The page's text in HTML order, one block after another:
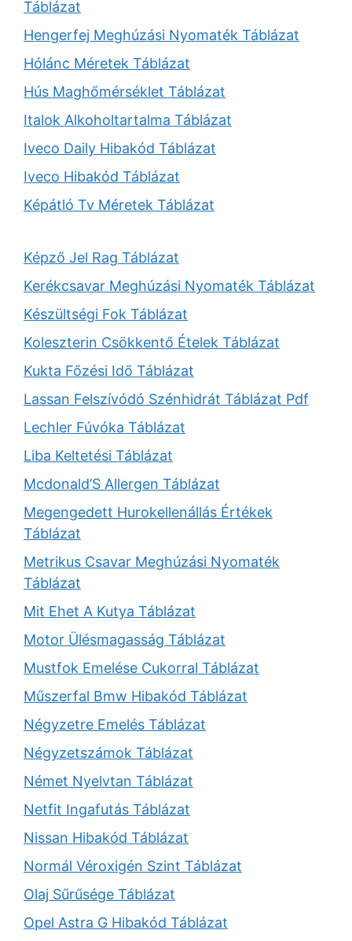
Táblázat
Hengerfej Meghúzási Nyomaték Táblázat
Hólánc Méretek Táblázat
Hús Maghőmérséklet Táblázat
Italok Alkoholtartalma Táblázat
Iveco Daily Hibakód Táblázat
Iveco Hibakód Táblázat
Képátló Tv Méretek Táblázat
Képző Jel Rag Táblázat
Kerékcsavar Meghúzási Nyomaték Táblázat
Készültségi Fok Táblázat
Koleszterin Csökkentő Ételek Táblázat
Kukta Főzési Idő Táblázat
Lassan Felszívódó Szénhidrát Táblázat Pdf
Lechler Fúvóka Táblázat
Liba Keltetési Táblázat
Mcdonald’S Allergen Táblázat
Megengedett Hurokellenállás Értékek
Táblázat
Metrikus Csavar Meghúzási Nyomaték
Táblázat
Mit Ehet A Kutya Táblázat
Motor Ülésmagasság Táblázat
Mustfok Emelése Cukorral Táblázat
Műszerfal Bmw Hibakód Táblázat
Négyzetre Emelés Táblázat
Négyzetszámok Táblázat
Német Nyelvtan Táblázat
Netfit Ingafutás Táblázat
Nissan Hibakód Táblázat
Normál Véroxigén Szint Táblázat
Olaj Sűrűsége Táblázat
Opel Astra G Hibakód Táblázat